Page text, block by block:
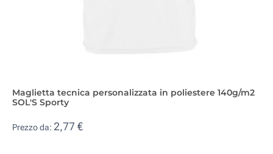
Maglietta tecnica personalizzata in poliestere 140g/m2
SOL'S Sporty
Prezzo da: 2,77 €